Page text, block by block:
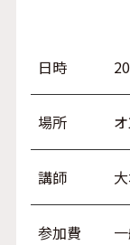
日時
場所
講師
参加費